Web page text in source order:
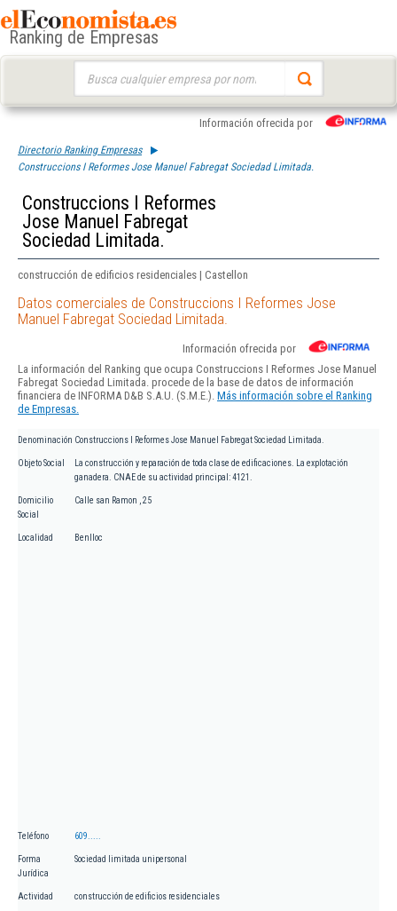
Ranking de Empresas
Información ofrecida por
Directorio Ranking Empresas
Construccions I Reformes Jose Manuel Fabregat Sociedad Limitada.
Construccions I Reformes
Jose Manuel Fabregat
Sociedad Limitada.
construcción de edificios residenciales | Castellon
Datos comerciales de Construccions I Reformes Jose
Manuel Fabregat Sociedad Limitada.
Información ofrecida por
La información del Ranking que ocupa Construccions I Reformes Jose Manuel
Fabregat Sociedad Limitada. procede de la base de datos de información
financiera de INFORMA D&B S.A.U. (S.M.E.). Más información sobre el Ranking
de Empresas.
Denominación Construccions I Reformes Jose Manuel Fabregat Sociedad Limitada.
Objeto Social
La construcción y reparación de toda clase de edificaciones. La explotación
ganadera. CNAE de su actividad principal: 4121.
Domicilio
Social
Calle san Ramon , 25
Localidad Benlloc
Teléfono 609.....
Forma
Jurídica
Sociedad limitada unipersonal
Actividad construcción de edificios residenciales